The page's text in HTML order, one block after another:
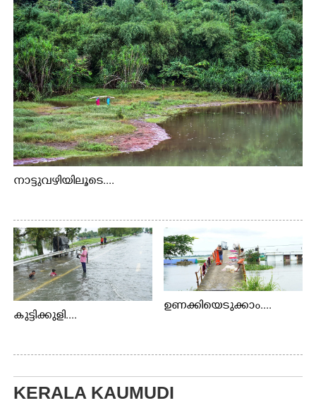
നാട്ടുവഴിയിലൂടെ....
കുട്ടിക്കുളി....
ഉണക്കിയെടുക്കാം....
KERALA KAUMUDI